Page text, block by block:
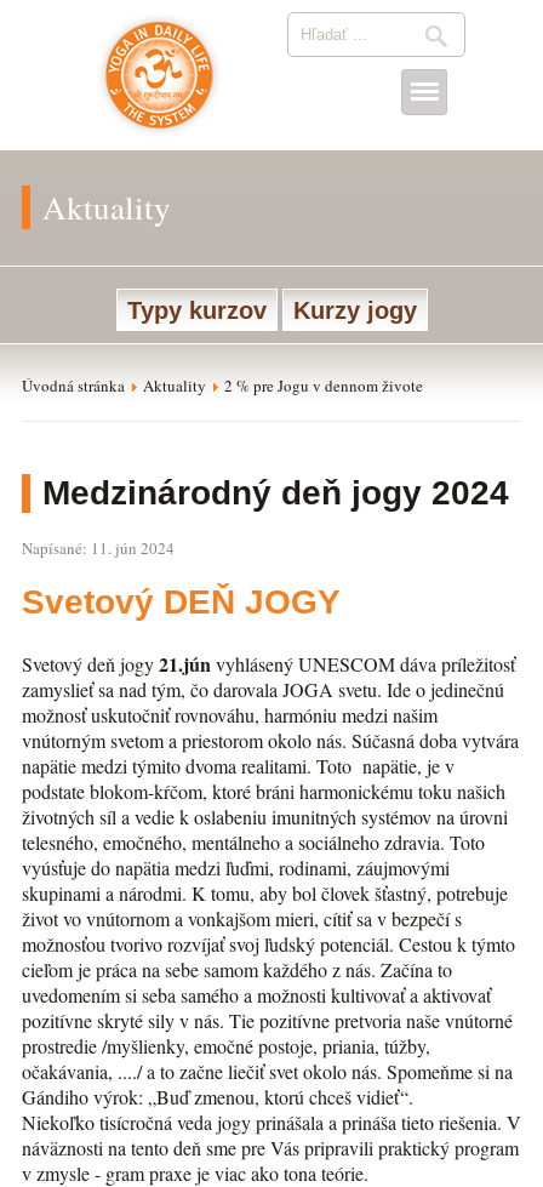
Aktuality
Typy kurzov Kurzy jogy
Úvodná stránka Aktuality 2 % pre Jogu v dennom živote
Medzinárodný deň jogy 2024
Napísané: 11. jún 2024
Svetový DEŇ JOGY
Svetový deň jogy21.júnvyhlásený UNESCOM dáva príležitosť
zamyslieť sa nad tým, čo darovala JOGA svetu. Ide o jedinečnú
možnosť uskutočniť rovnováhu, harmóniu medzi našim
vnútorným svetom a priestorom okolo nás. Súčasná doba vytvára
napätie medzi týmito dvoma realitami. Toto napätie, je v
podstate blokom-kŕčom, ktoré bráni harmonickému toku našich
životných síl a vedie k oslabeniu imunitných systémov na úrovni
telesného, emočného, mentálneho a sociálneho zdravia. Toto
vyúsťuje do napätia medzi ľuďmi, rodinami, záujmovými
skupinami a národmi. K tomu, aby bol človek šťastný, potrebuje
život vo vnútornom a vonkajšom mieri, cítiť sa v bezpečí s
možnosťou tvorivo rozvíjať svoj ľudský potenciál. Cestou k týmto
cieľom je práca na sebe samom každého z nás. Začína to
uvedomením si seba samého a možnosti kultivovať a aktivovať
pozitívne skryté sily v nás. Tie pozitívne pretvoria naše vnútorné
prostredie /myšlienky, emočné postoje, priania, túžby,
očakávania, ..../ a to začne liečiť svet okolo nás. Spomeňme si na
Gándiho výrok: „Buď zmenou, ktorú chceš vidieť“.
Niekoľko tisícročná veda jogy prinášala a prináša tieto riešenia. V
náväznosti na tento deň sme pre Vás pripravili praktický program
v zmysle - gram praxe je viac ako tona teórie.